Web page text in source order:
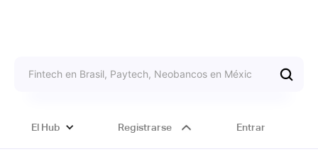
El Hub Registrarse Entrar